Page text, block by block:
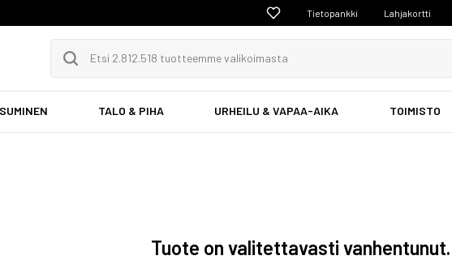
Tietopankki Lahjakortti
TALO & PIHA URHEILU & VAPAA-AIKA TOIMISTO
Tuote on valitettavasti vanhentunut.